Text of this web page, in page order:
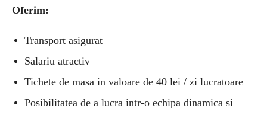
Oferim:
Transport asigurat
Salariu atractiv
Tichete de masa in valoare de 40 lei / zi lucratoare
Posibilitatea de a lucra intr-o echipa dinamica si